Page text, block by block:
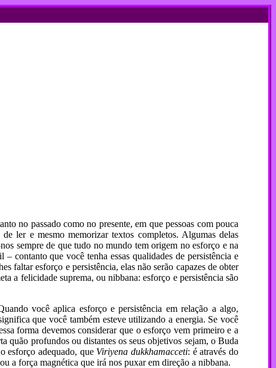
no passado como no presente, em que pessoas com pouca
ler e mesmo memorizar textos completos. Algumas delas
sempre de que tudo no mundo tem origem no esforço e na
contanto que você tenha essas qualidades de persistência e
faltar esforço e persistência, elas não serão capazes de obter
a felicidade suprema, ou nibbana: esforço e persistência são
você aplica esforço e persistência em relação a algo,
que você também esteve utilizando a energia. Se você
forma devemos considerar que o esforço vem primeiro e a
quão profundos ou distantes os seus objetivos sejam, o Buda
esforço adequado, que Viriyena dukkhamacceti: é através do
a força magnética que irá nos puxar em direção a nibbana.